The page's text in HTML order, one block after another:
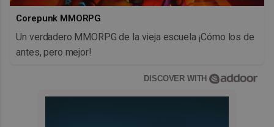
Corepunk MMORPG
Un verdadero MMORPG de la vieja escuela ¡Cómo los de
antes, pero mejor!
DISCOVER WITH